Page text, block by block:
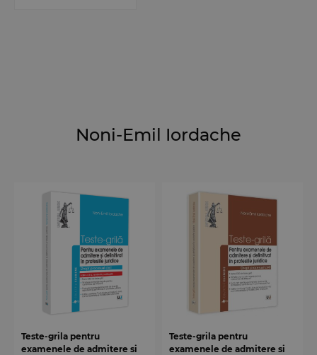
Noni-Emil Iordache
Teste-grila pentru
examenele de admitere si
Teste-grila pentru
examenele de admitere si